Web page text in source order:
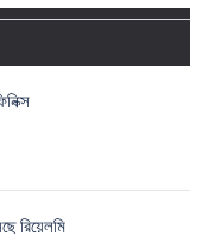
রিয়েলমি